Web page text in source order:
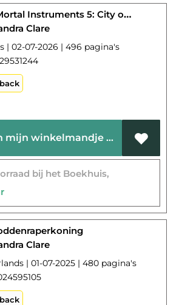
The Mortal Instruments 5: City of Lost Souls
Clare
| 02-07-2026 | 496 pagina's
Voeg toe aan mijn winkelmandje
bij het Boekhuis,
Clare
| 01-07-2025 | 480 pagina's